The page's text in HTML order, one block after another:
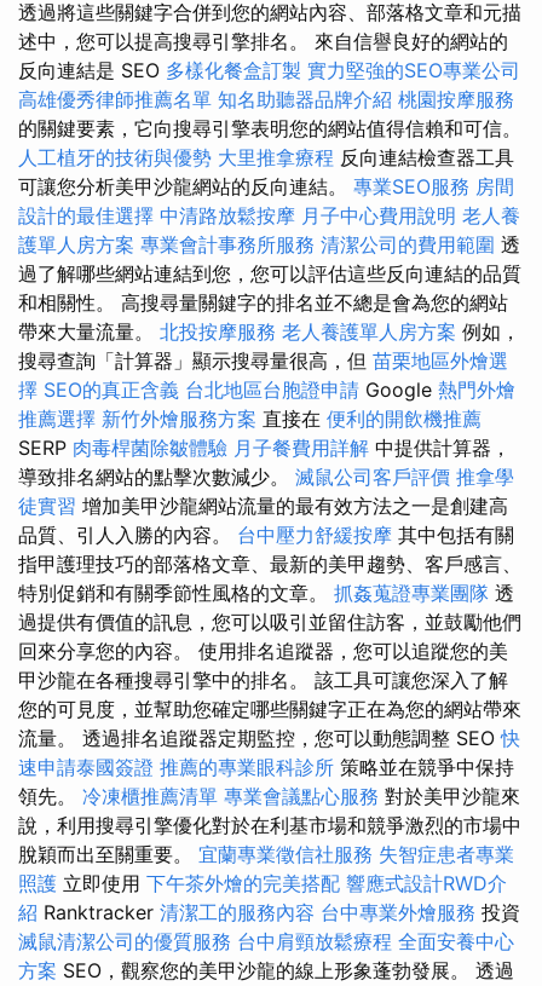
透過將這些關鍵字合併到您的網站內容、部落格文章和元描
述中，您可以提高搜尋引擎排名。 來自信譽良好的網站的
反向連結是 SEO 多樣化餐盒訂製 實力堅強的SEO專業公司
高雄優秀律師推薦名單 知名助聽器品牌介紹 桃園按摩服務
的關鍵要素，它向搜尋引擎表明您的網站值得信賴和可信。
人工植牙的技術與優勢 大里推拿療程 反向連結檢查器工具
可讓您分析美甲沙龍網站的反向連結。 專業SEO服務 房間
設計的最佳選擇 中清路放鬆按摩 月子中心費用說明 老人養
護單人房方案 專業會計事務所服務 清潔公司的費用範圍 透
過了解哪些網站連結到您，您可以評估這些反向連結的品質
和相關性。 高搜尋量關鍵字的排名並不總是會為您的網站
帶來大量流量。 北投按摩服務 老人養護單人房方案 例如，
搜尋查詢「計算器」顯示搜尋量很高，但 苗栗地區外燴選
擇 SEO的真正含義 台北地區台胞證申請 Google 熱門外燴
推薦選擇 新竹外燴服務方案 直接在 便利的開飲機推薦
SERP 肉毒桿菌除皺體驗 月子餐費用詳解 中提供計算器，
導致排名網站的點擊次數減少。 滅鼠公司客戶評價 推拿學
徒實習 增加美甲沙龍網站流量的最有效方法之一是創建高
品質、引人入勝的內容。 台中壓力舒緩按摩 其中包括有關
指甲護理技巧的部落格文章、最新的美甲趨勢、客戶感言、
特別促銷和有關季節性風格的文章。 抓姦蒐證專業團隊 透
過提供有價值的訊息，您可以吸引並留住訪客，並鼓勵他們
回來分享您的內容。 使用排名追蹤器，您可以追蹤您的美
甲沙龍在各種搜尋引擎中的排名。 該工具可讓您深入了解
您的可見度，並幫助您確定哪些關鍵字正在為您的網站帶來
流量。 透過排名追蹤器定期監控，您可以動態調整 SEO快
速申請泰國簽證 推薦的專業眼科診所 策略並在競爭中保持
領先。 冷凍櫃推薦清單 專業會議點心服務 對於美甲沙龍來
說，利用搜尋引擎優化對於在利基市場和競爭激烈的市場中
脫穎而出至關重要。 宜蘭專業徵信社服務 失智症患者專業
照護 立即使用 下午茶外燴的完美搭配 響應式設計RWD介
紹 Ranktracker 清潔工的服務內容 台中專業外燴服務 投資
滅鼠清潔公司的優質服務 台中肩頸放鬆療程 全面安養中心
方案 SEO，觀察您的美甲沙龍的線上形象蓬勃發展。 透過